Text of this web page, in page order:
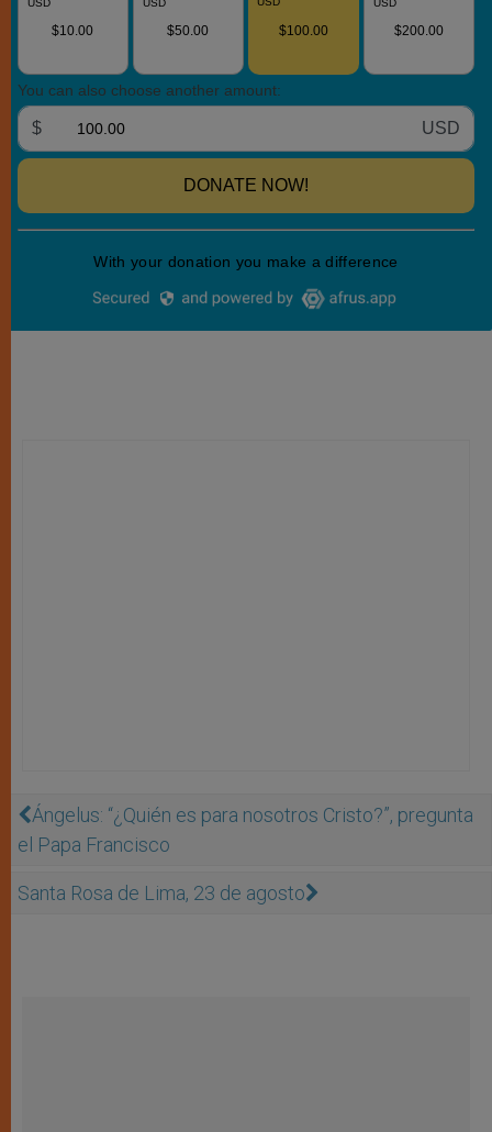
Ángelus: “¿Quién es para nosotros Cristo?”, pregunta
el Papa Francisco
Santa Rosa de Lima, 23 de agosto